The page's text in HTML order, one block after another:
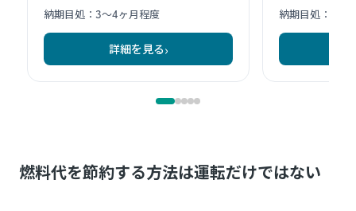
燃料代を節約する方法は運転だけではない